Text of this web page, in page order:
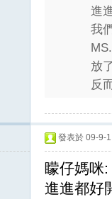
進
我
放
反
發表於 09-9-
矇仔媽咪:
進進都好